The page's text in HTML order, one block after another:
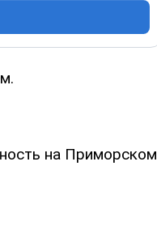
на Приморском